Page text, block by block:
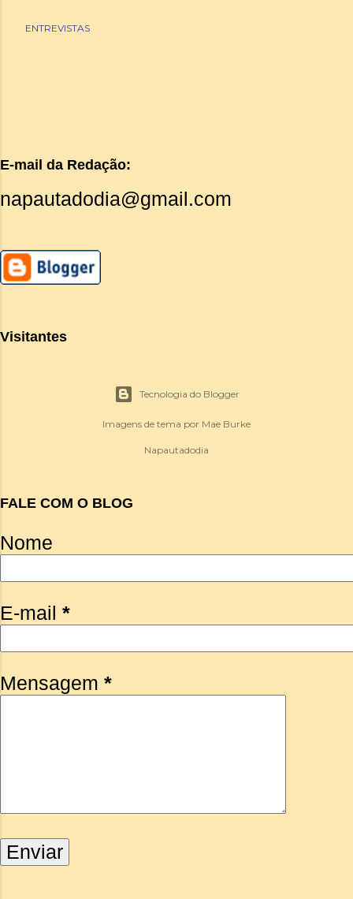
ENTREVISTAS
E-mail da Redação:
napautadodia@gmail.com
Visitantes
Tecnologia do Blogger
Imagens de tema por Mae Burke
Napautadodia
FALE COM O BLOG
Nome
E-mail *
Mensagem *